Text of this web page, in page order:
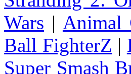
Wars | Animal
Ball FighterZ |
Super Smash